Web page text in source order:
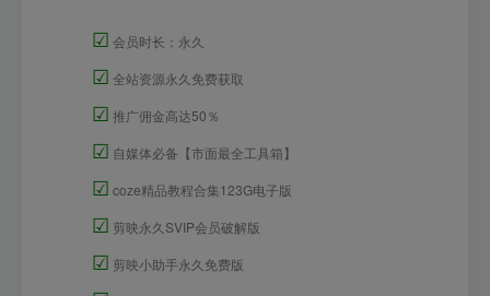
☑ 会员时长：永久
☑ 全站资源永久免费获取
☑ 推广佣金高达50％
☑ 自媒体必备【市面最全工具箱】
☑ coze精品教程合集123G电子版
☑ 剪映永久SVIP会员破解版
☑ 剪映小助手永久免费版